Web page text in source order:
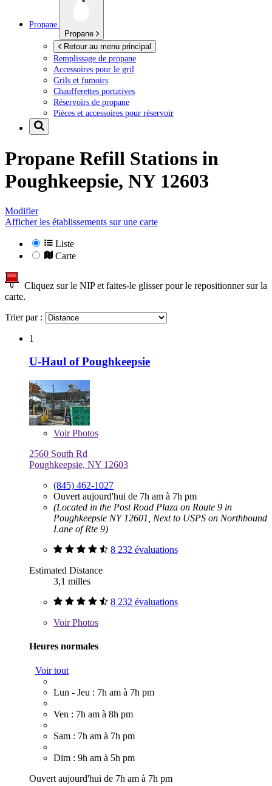
Propane
Propane
Retour au menu principal
Remplissage de propane
Accessoires pour le gril
Grils et fumoirs
Chaufferettes portatives
Réservoirs de propane
Pièces et accessoires pour réservoir
Propane Refill Stations in
Poughkeepsie, NY 12603
Modifier
Afficher les établissements sur une carte
Liste
Carte
Cliquez sur le NIP et faites-le glisser pour le repositionner sur la
carte.
Trier par :
1
U-Haul of Poughkeepsie
VoirPhotos
2560 South Rd
Poughkeepsie, NY 12603
(845) 462-1027
Ouvert aujourd'hui de 7h am à 7h pm
(Located in the Post Road Plaza on Route 9 in
Poughkeepsie NY 12601, Next to USPS on Northbound
Lane of Rte 9)
8 232 évaluations
Estimated Distance
3,1 milles
8 232 évaluations
VoirPhotos
Heures normales
Voir tout
Lun - Jeu : 7h am à 7h pm
Ven : 7h am à 8h pm
Sam : 7h am à 7h pm
Dim : 9h am à 5h pm
Ouvert aujourd'hui de 7h am à 7h pm